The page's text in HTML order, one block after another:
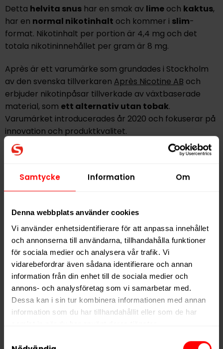
Samtycke Information Om
Denna webbplats använder cookies
Vi använder enhetsidentifierare för att anpassa innehållet
och annonserna till användarna, tillhandahålla funktioner
för sociala medier och analysera vår trafik. Vi
vidarebefordrar även sådana identifierare och annan
information från din enhet till de sociala medier och
annons- och analysföretag som vi samarbetar med.
Dessa kan i sin tur kombinera informationen med annan
information som du har tillhandahållit eller som de har
Detta helvita snushar en smak av limeoch kaktus,
har en normal nikotinhalt och kommer i slim-
format. Nikotinhalt per portion är 4,4 mg och det
totala nikotininnehållet per gram är 8 mg.
Après är ett varumärke som grundades i Stockholm
av den svenska tillverkaren Après Nicotine AB och
erbjuder nikotinpåsar tillverkade av växtbaserade
material, som ett alternativ utan tobak.
Varumärket introducerades år 2020 och fokuserar på
innovation och produktkvalitet.
Alla produkter med smaken
PRODUKTINFORMATION
Typ
Vitt Snus
Smak
Citrus
Format
Slim
Styrka
Normal
Nikotin per gram
8,0 mg/g
Nikotin per portion
4,4 mg